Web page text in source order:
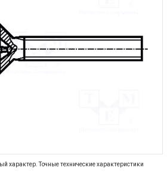
характер. Точные технические характеристики